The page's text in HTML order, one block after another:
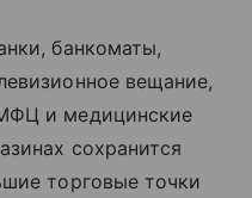
банкоматы,
вещание,
и медицинские
сохранится
торговые точки